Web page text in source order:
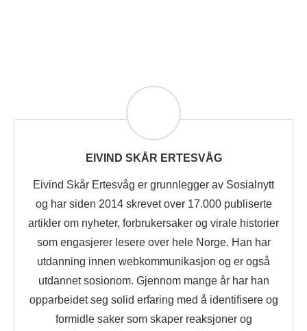
EIVIND SKÅR ERTESVÅG
Eivind Skår Ertesvåg er grunnlegger av Sosialnytt
og har siden 2014 skrevet over 17.000 publiserte
artikler om nyheter, forbrukersaker og virale historier
som engasjerer lesere over hele Norge. Han har
utdanning innen webkommunikasjon og er også
utdannet sosionom. Gjennom mange år har han
opparbeidet seg solid erfaring med å identifisere og
formidle saker som skaper reaksjoner og